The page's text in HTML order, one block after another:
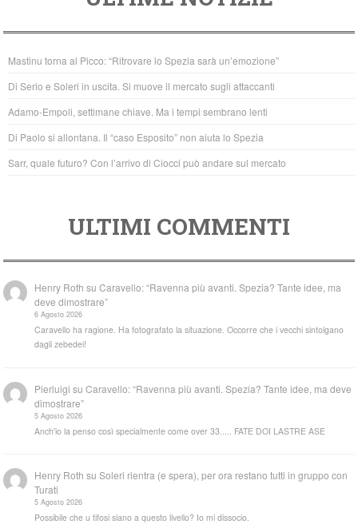
e
b
o
o
k
er s
A
p
p
Mastinu torna al Picco: “Ritrovare lo Spezia sarà un’emozione”
Di Serio e Soleri in uscita. Si muove il mercato sugli attaccanti
Adamo-Empoli, settimane chiave. Ma i tempi sembrano lenti
Di Paolo si allontana. Il “caso Esposito” non aiuta lo Spezia
Sarr, quale futuro? Con l’arrivo di Ciocci può andare sul mercato
ULTIMI COMMENTI
Henry Roth suCaravello: “Ravenna più avanti. Spezia? Tante idee, ma
deve dimostrare”
6 Agosto 2026
Caravello ha ragione. Ha fotografato la situazione. Occorre che i vecchi sintolgano
dagli zebedei!
Pierluigi suCaravello: “Ravenna più avanti. Spezia? Tante idee, ma deve
dimostrare”
5 Agosto 2026
Anch'io la penso così specialmente come over 33..... FATE DOI LASTRE ASE
Henry Roth suSoleri rientra (e spera), per ora restano tutti in gruppo con
Turati
5 Agosto 2026
Possibile che u tifosi siano a questo livello? Io mi dissocio.